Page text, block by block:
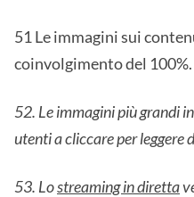
51 Le immagini sui
coinvolgimento del 100%.
52. Le immagini più grandi
utenti a cliccare per leggere
53. Lostreaming in diretta